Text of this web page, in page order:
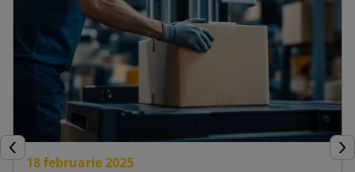
Inapoi18 februarie 2025